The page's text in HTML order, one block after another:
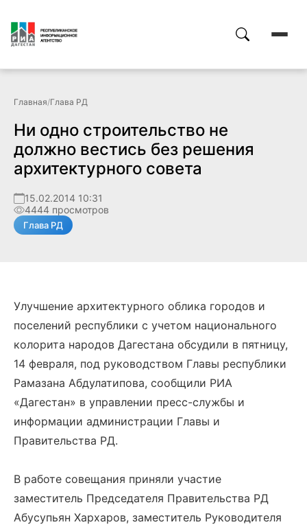
Главная/Глава РД
Ни одно строительство не
должно вестись без решения
архитектурного совета
15.02.2014 10:31
4444 просмотров
Глава РД
Улучшение архитектурного облика городов и
поселений республики с учетом национального
колорита народов Дагестана обсудили в пятницу,
14 февраля, под руководством Главы республики
Рамазана Абдулатипова, сообщили РИА
«Дагестан» в управлении пресс-службы и
информации администрации Главы и
Правительства РД.
В работе совещания приняли участие
заместитель Председателя Правительства РД
Абусупьян Хархаров, заместитель Руководителя